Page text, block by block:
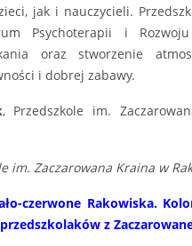
jak i nauczycieli.
Psychoterapii i
oraz stworzenie
i dobrej zabawy.
, Przedszkole im.
im. Zaczarowana Kraina w
czerwone Rakowiska.
z